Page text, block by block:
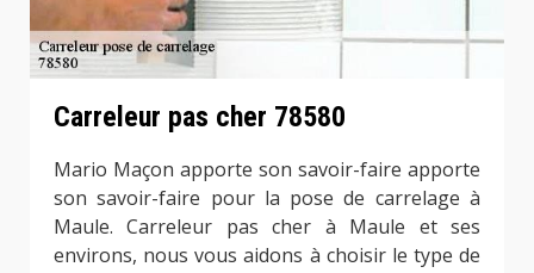
Carreleur pas cher 78580
Mario Maçon apporte son savoir-faire apporte
son savoir-faire pour la pose de carrelage à
Maule. Carreleur pas cher à Maule et ses
environs, nous vous aidons à choisir le type de